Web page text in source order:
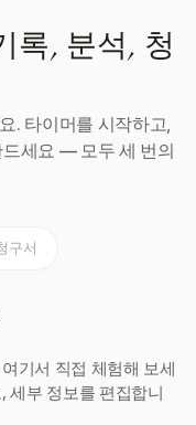
록, 분석, 청
. 타이머를 시작하고,
세요 — 모두 세 번의
구서
기서 직접 체험해 보세
세부 정보를 편집합니